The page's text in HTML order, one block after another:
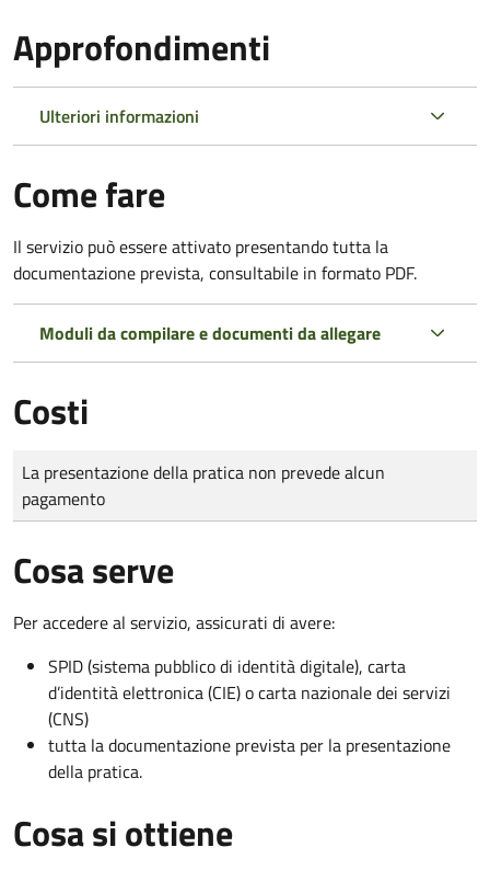
Approfondimenti
Ulteriori informazioni
Come fare
Il servizio può essere attivato presentando tutta la
documentazione prevista, consultabile in formato PDF.
Moduli da compilare e documenti da allegare
Costi
Tipo di pagamento
Importo
La presentazione della pratica non prevede alcun
pagamento
Cosa serve
Per accedere al servizio, assicurati di avere:
SPID (sistema pubblico di identità digitale), carta
d’identità elettronica (CIE) o carta nazionale dei servizi
(CNS)
tutta la documentazione prevista per la presentazione
della pratica.
Cosa si ottiene